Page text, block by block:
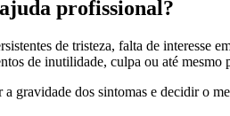
profissional?
de tristeza, falta de interesse
de inutilidade, culpa ou até mesmo
gravidade dos sintomas e decidir o